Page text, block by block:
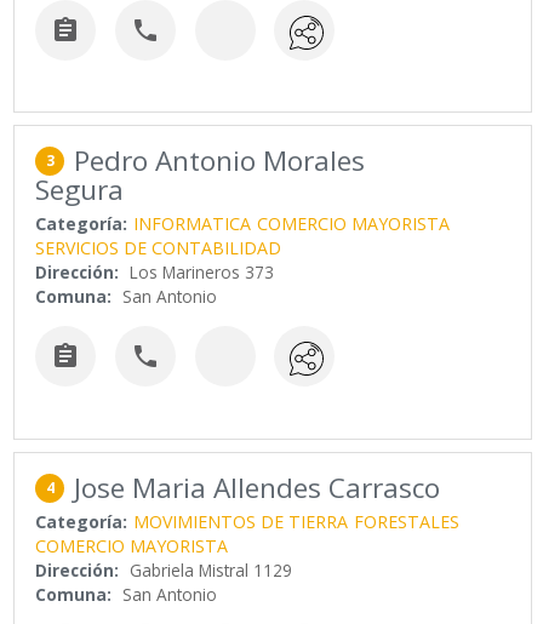
 
3 Pedro Antonio Morales
Segura
Categoría: INFORMATICA COMERCIO MAYORISTA
SERVICIOS DE CONTABILIDAD
Dirección: Los Marineros 373
Comuna: San Antonio
 
4 Jose Maria Allendes Carrasco
Categoría: MOVIMIENTOS DE TIERRA FORESTALES
COMERCIO MAYORISTA
Dirección: Gabriela Mistral 1129
Comuna: San Antonio